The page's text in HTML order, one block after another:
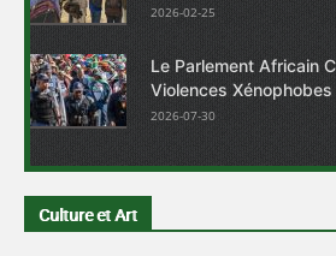
2026-02-25
Le Parlement Africain
Violences Xénophobes
2026-07-30
Culture et Art